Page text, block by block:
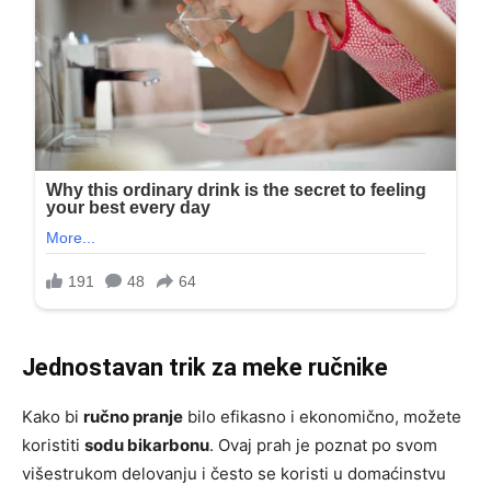
Jednostavan trik za meke ručnike
Kako bi ručno pranje bilo efikasno i ekonomično, možete
koristiti sodu bikarbonu. Ovaj prah je poznat po svom
višestrukom delovanju i često se koristi u domaćinstvu